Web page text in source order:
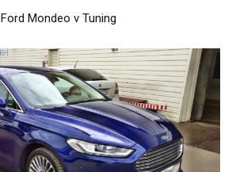
Ford Mondeo v Tuning